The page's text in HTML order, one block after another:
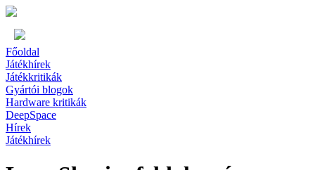
Főoldal
Játékhírek
Játékkritikák
Gyártói blogok
Hardware kritikák
DeepSpace
Hírek
Játékhírek